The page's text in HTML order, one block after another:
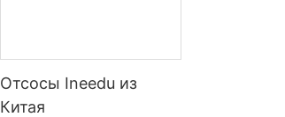
Отсосы Ineedu из
Китая